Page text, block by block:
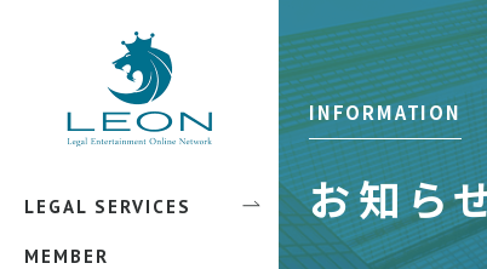
LEGAL SERVICES
MEMBER
エンタメ法務
インターネット上のトラブル 誹謗中傷被害
弁護士 佐藤 匠
弁護士 中本 緑吾 INFORMATION
お知ら